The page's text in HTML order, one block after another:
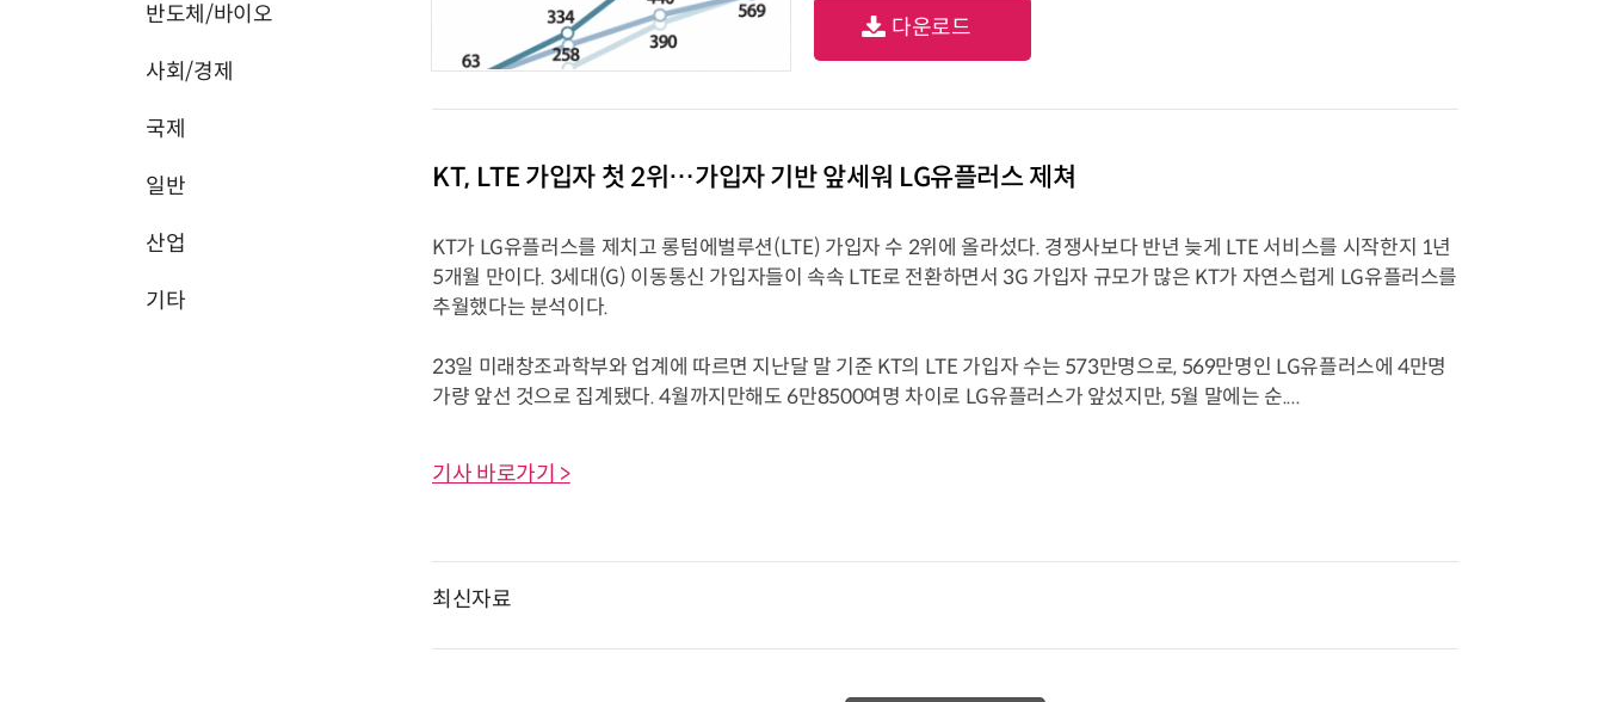
반도체/바이오
사회/경제
국제
일반
산업
기타
다운로드
KT, LTE 가입자 첫 2위…가입자 기반 앞세워 LG유플러스 제쳐
KT가 LG유플러스를 제치고 롱텀에벌루션(LTE) 가입자 수 2위에 올라섰다. 경쟁사보다 반년 늦게 LTE 서비스를 시작한지 1년
5개월 만이다. 3세대(G) 이동통신 가입자들이 속속 LTE로 전환하면서 3G 가입자 규모가 많은 KT가 자연스럽게 LG유플러스를
추월했다는 분석이다.
23일 미래창조과학부와 업계에 따르면 지난달 말 기준 KT의 LTE 가입자 수는 573만명으로, 569만명인 LG유플러스에 4만명
가량 앞선 것으로 집계됐다. 4월까지만해도 6만8500여명 차이로 LG유플러스가 앞섰지만, 5월 말에는 순....
기사 바로가기 >
최신자료